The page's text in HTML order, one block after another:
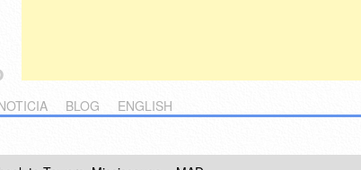
BLOG ENGLISH